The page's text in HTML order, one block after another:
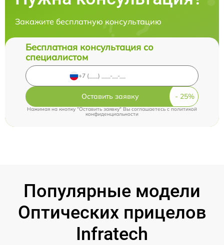
Закажите бесплатную консультацию
Бесплатная консультация со
специалистом
Оставить заявку
Нажимая на кнопку "Оставить заявку" Вы соглашаетесь cполитикой
конфиденциальности
Популярные модели
Оптических прицелов
Infratech